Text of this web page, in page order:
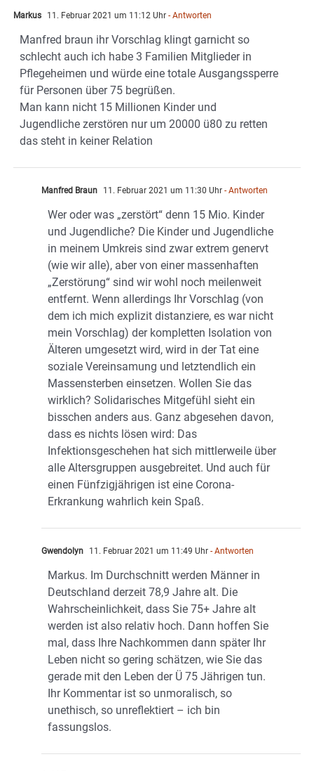
Markus 11. Februar 2021 um 11:12 Uhr - Antworten
Manfred braun ihr Vorschlag klingt garnicht so
schlecht auch ich habe 3 Familien Mitglieder in
Pflegeheimen und würde eine totale Ausgangssperre
für Personen über 75 begrüßen.
Man kann nicht 15 Millionen Kinder und
Jugendliche zerstören nur um 20000 ü80 zu retten
das steht in keiner Relation
Manfred Braun 11. Februar 2021 um 11:30 Uhr - Antworten
Wer oder was „zerstört“ denn 15 Mio. Kinder
und Jugendliche? Die Kinder und Jugendliche
in meinem Umkreis sind zwar extrem genervt
(wie wir alle), aber von einer massenhaften
„Zerstörung“ sind wir wohl noch meilenweit
entfernt. Wenn allerdings Ihr Vorschlag (von
dem ich mich explizit distanziere, es war nicht
mein Vorschlag) der kompletten Isolation von
Älteren umgesetzt wird, wird in der Tat eine
soziale Vereinsamung und letztendlich ein
Massensterben einsetzen. Wollen Sie das
wirklich? Solidarisches Mitgefühl sieht ein
bisschen anders aus. Ganz abgesehen davon,
dass es nichts lösen wird: Das
Infektionsgeschehen hat sich mittlerweile über
alle Altersgruppen ausgebreitet. Und auch für
einen Fünfzigjährigen ist eine Corona-
Erkrankung wahrlich kein Spaß.
Gwendolyn 11. Februar 2021 um 11:49 Uhr - Antworten
Markus. Im Durchschnitt werden Männer in
Deutschland derzeit 78,9 Jahre alt. Die
Wahrscheinlichkeit, dass Sie 75+ Jahre alt
werden ist also relativ hoch. Dann hoffen Sie
mal, dass Ihre Nachkommen dann später Ihr
Leben nicht so gering schätzen, wie Sie das
gerade mit den Leben der Ü 75 Jährigen tun.
Ihr Kommentar ist so unmoralisch, so
unethisch, so unreflektiert – ich bin
fassungslos.